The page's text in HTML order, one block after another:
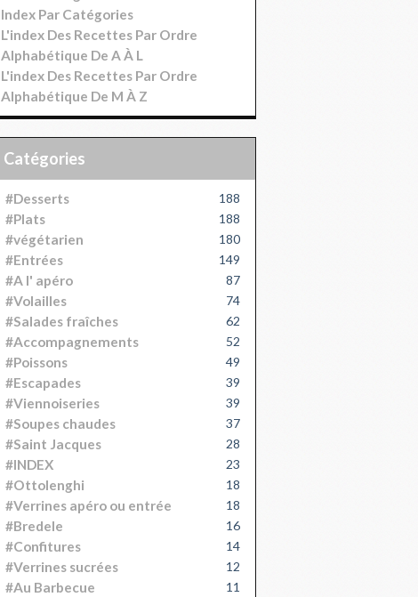
Index Par Catégories
L'index Des Recettes Par Ordre
Alphabétique De A À L
L'index Des Recettes Par Ordre
Alphabétique De M À Z
Catégories
#Desserts 188
#Plats 188
#végétarien 180
#Entrées 149
#A l' apéro 87
#Volailles 74
#Salades fraîches 62
#Accompagnements 52
#Poissons 49
#Escapades 39
#Viennoiseries 39
#Soupes chaudes 37
#Saint Jacques 28
#INDEX 23
#Ottolenghi 18
#Verrines apéro ou entrée 18
#Bredele 16
#Confitures 14
#Verrines sucrées 12
#Au Barbecue 11